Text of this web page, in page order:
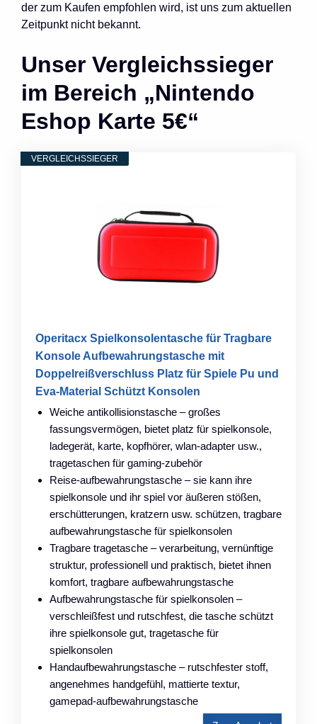
der zum Kaufen empfohlen wird, ist uns zum aktuellen
Zeitpunkt nicht bekannt.
Unser Vergleichssieger
im Bereich „Nintendo
Eshop Karte 5€“
VERGLEICHSSIEGER
Operitacx Spielkonsolentasche für Tragbare
Konsole Aufbewahrungstasche mit
Doppelreißverschluss Platz für Spiele Pu und
Eva-Material Schützt Konsolen
Weiche antikollisionstasche – großes
fassungsvermögen, bietet platz für spielkonsole,
ladegerät, karte, kopfhörer, wlan-adapter usw.,
tragetaschen für gaming-zubehör
Reise-aufbewahrungstasche – sie kann ihre
spielkonsole und ihr spiel vor äußeren stößen,
erschütterungen, kratzern usw. schützen, tragbare
aufbewahrungstasche für spielkonsolen
Tragbare tragetasche – verarbeitung, vernünftige
struktur, professionell und praktisch, bietet ihnen
komfort, tragbare aufbewahrungstasche
Aufbewahrungstasche für spielkonsolen –
verschleißfest und rutschfest, die tasche schützt
ihre spielkonsole gut, tragetasche für
spielkonsolen
Handaufbewahrungstasche – rutschfester stoff,
angenehmes handgefühl, mattierte textur,
gamepad-aufbewahrungstasche